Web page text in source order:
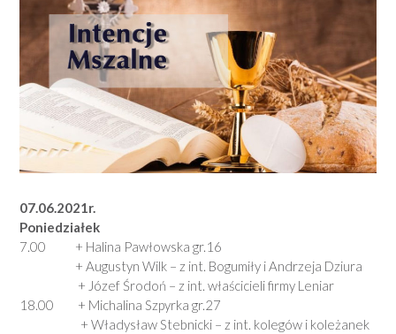
07.06.2021r.
Poniedziałek
7.00 + Halina Pawłowska gr.16
+ Augustyn Wilk – z int. Bogumiły i Andrzeja Dziura
+ Józef Środoń – z int. właścicieli firmy Leniar
18.00 + Michalina Szpyrka gr.27
+ Władysław Stebnicki – z int. kolegów i koleżanek